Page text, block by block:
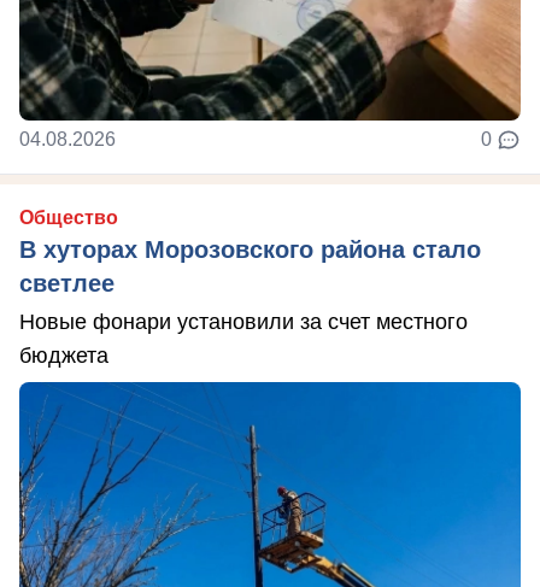
04.08.2026 0
Общество
В хуторах Морозовского района стало
светлее
Новые фонари установили за счет местного
бюджета